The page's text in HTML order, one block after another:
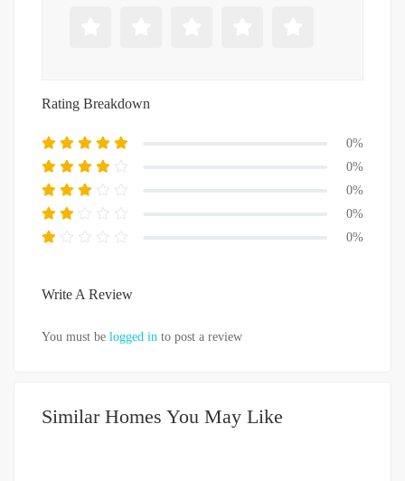
Rating Breakdown
0%
0%
0%
0%
0%
Write A Review
You must be logged in to post a review
Similar Homes You May Like